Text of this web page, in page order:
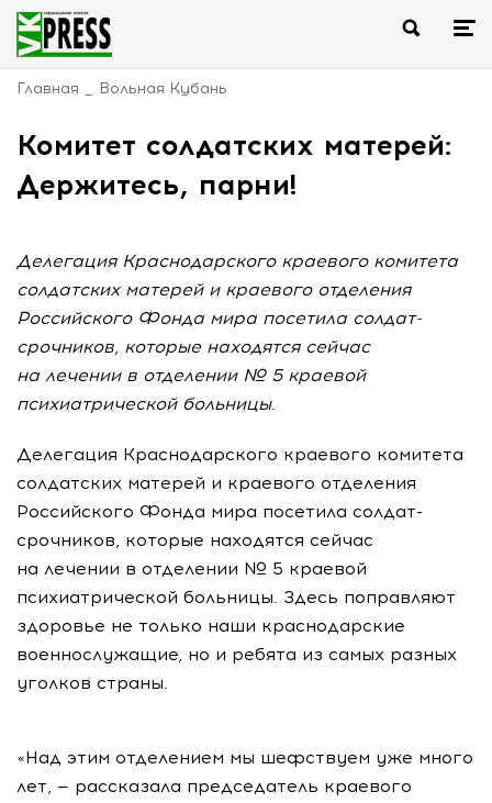
Главная Вольная Кубань
Комитет солдатских матерей:
Держитесь, парни!
Делегация Краснодарского краевого комитета
солдатских матерей и краевого отделения
Российского Фонда мира посетила солдат-
срочников, которые находятся сейчас
на лечении в отделении № 5 краевой
психиатрической больницы.
Делегация Краснодарского краевого комитета
солдатских матерей и краевого отделения
Российского Фонда мира посетила солдат-
срочников, которые находятся сейчас
на лечении в отделении № 5 краевой
психиатрической больницы. Здесь поправляют
здоровье не только наши краснодарские
военнослужащие, но и ребята из самых разных
уголков страны.
«Над этим отделением мы шефствуем уже много
лет, — рассказала председатель краевого